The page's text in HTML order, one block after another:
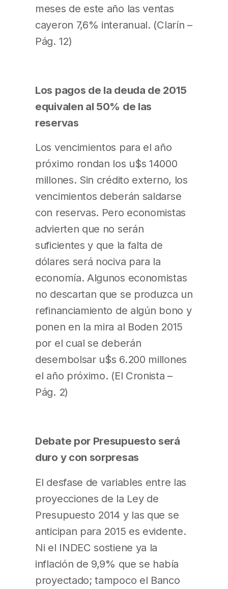
meses de este año las ventas
cayeron 7,6% interanual. (Clarín –
Pág. 12)
Los pagos de la deuda de 2015
equivalen al 50% de las
reservas
Los vencimientos para el año
próximo rondan los u$s 14000
millones. Sin crédito externo, los
vencimientos deberán saldarse
con reservas. Pero economistas
advierten que no serán
suficientes y que la falta de
dólares será nociva para la
economía. Algunos economistas
no descartan que se produzca un
refinanciamiento de algún bono y
ponen en la mira al Boden 2015
por el cual se deberán
desembolsar u$s 6.200 millones
el año próximo. (El Cronista –
Pág. 2)
Debate por Presupuesto será
duro y con sorpresas
El desfase de variables entre las
proyecciones de la Ley de
Presupuesto 2014 y las que se
anticipan para 2015 es evidente.
Ni el INDEC sostiene ya la
inflación de 9,9% que se había
proyectado; tampoco el Banco